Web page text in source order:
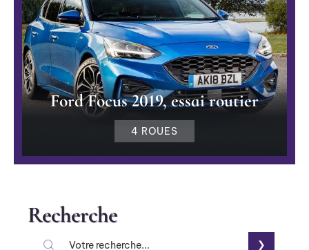
Ford Focus 2019, essai routier
4 ROUES
Recherche